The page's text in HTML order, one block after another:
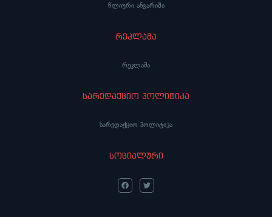
წლიური ანგარიში
რეკლამა
რეკლამა
სარედაქციო პოლიტიკა
სარედაქციო პოლიტიკა
სოციალური